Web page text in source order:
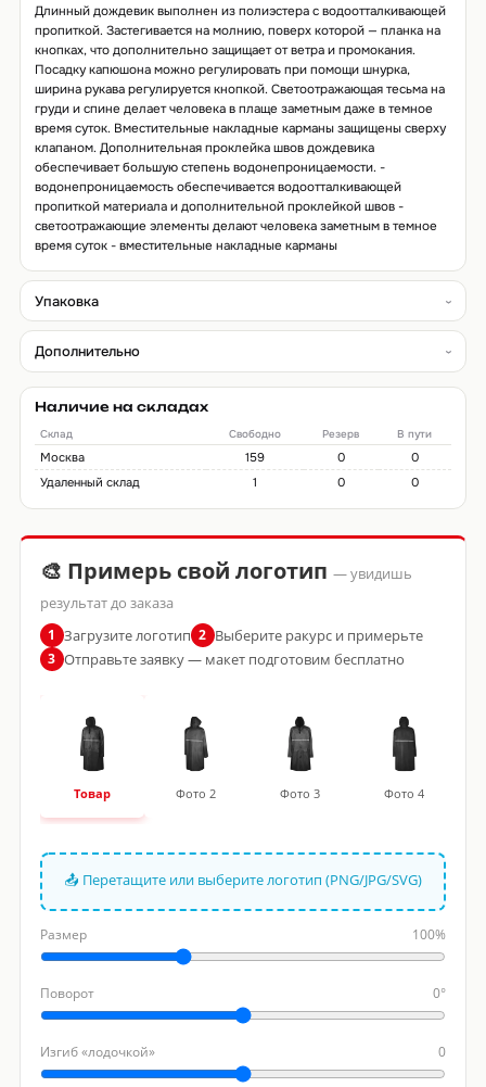
Длинный дождевик выполнен из полиэстера с водоотталкивающей
пропиткой. Застегивается на молнию, поверх которой — планка на
кнопках, что дополнительно защищает от ветра и промокания.
Посадку капюшона можно регулировать при помощи шнурка,
ширина рукава регулируется кнопкой. Светоотражающая тесьма на
груди и спине делает человека в плаще заметным даже в темное
время суток. Вместительные накладные карманы защищены сверху
клапаном. Дополнительная проклейка швов дождевика
обеспечивает большую степень водонепроницаемости. -
водонепроницаемость обеспечивается водоотталкивающей
пропиткой материала и дополнительной проклейкой швов -
светоотражающие элементы делают человека заметным в темное
время суток - вместительные накладные карманы
Упаковка
Дополнительно
Наличие на складах
Склад Свободно Резерв В пути
Москва 159 0
0
Удаленный склад
1 0 0
🎨 Примерь свой логотип — увидишь
результат до заказа
1 Загрузите логотип 2 Выберите ракурс и примерьте
3 Отправьте заявку — макет подготовим бесплатно
Товар Фото 2 Фото 3 Фото 4
📤 Перетащите или выберите логотип (PNG/JPG/SVG)
Размер 100%
Поворот 0°
Изгиб «лодочкой» 0